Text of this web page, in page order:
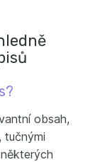
obsah,
tučnými